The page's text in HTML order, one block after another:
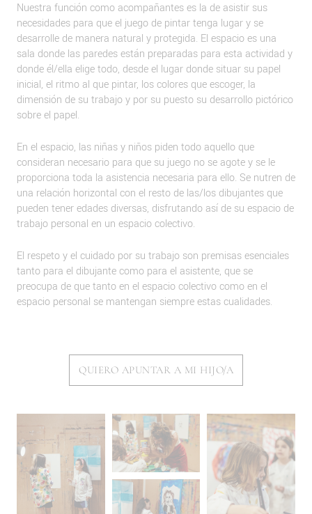
Nuestra función como acompañantes es la de asistir sus
necesidades para que el juego de pintar tenga lugar y se
desarrolle de manera natural y protegida. El espacio es una
sala donde las paredes están preparadas para esta actividad y
donde él/ella elige todo, desde el lugar donde situar su papel
inicial, el ritmo al que pintar, los colores que escoger, la
dimensión de su trabajo y por su puesto su desarrollo pictórico
sobre el papel.
En el espacio, las niñas y niños piden todo aquello que
consideran necesario para que su juego no se agote y se le
proporciona toda la asistencia necesaria para ello. Se nutren de
una relación horizontal con el resto de las/los dibujantes que
pueden tener edades diversas, disfrutando así de su espacio de
trabajo personal en un espacio colectivo.
El respeto y el cuidado por su trabajo son premisas esenciales
tanto para el dibujante como para el asistente, que se
preocupa de que tanto en el espacio colectivo como en el
espacio personal se mantengan siempre estas cualidades.
QUIERO APUNTAR A MI HIJO/A